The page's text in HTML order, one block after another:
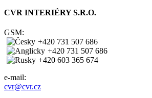
CVR INTERIÉRY S.R.O.
GSM:
+420 731 507 686
+420 731 507 686
+420 603 365 674
e-mail:
cvr@cvr.cz